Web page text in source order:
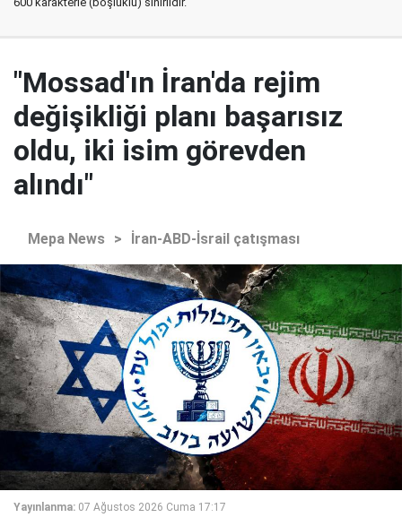
"Mossad'ın İran'da rejim
değişikliği planı başarısız
oldu, iki isim görevden
alındı"
Mepa News > İran-ABD-İsrail çatışması
Yayınlanma: 07 Ağustos 2026 Cuma 17:17